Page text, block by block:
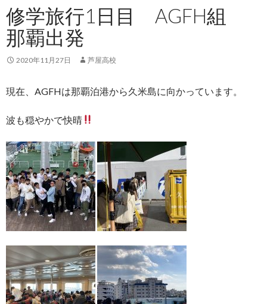
修学旅行1日目 AGFH組
那覇出発
2020年11月27日 芦屋高校
現在、AGFHは那覇泊港から久米島に向かっています。
波も穏やかで快晴